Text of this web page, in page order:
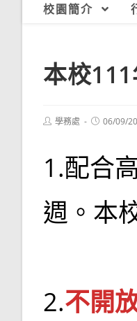
校園簡介
本校
Post學務處
Post06/09/
1.配合
週。本
2.不開